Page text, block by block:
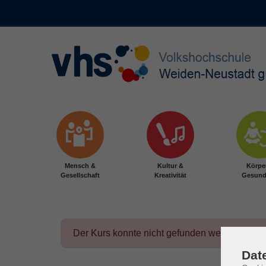
Mensch &
Gesellschaft
Kultur &
Kreativität
Der Kurs konnte nicht gefunden werden.